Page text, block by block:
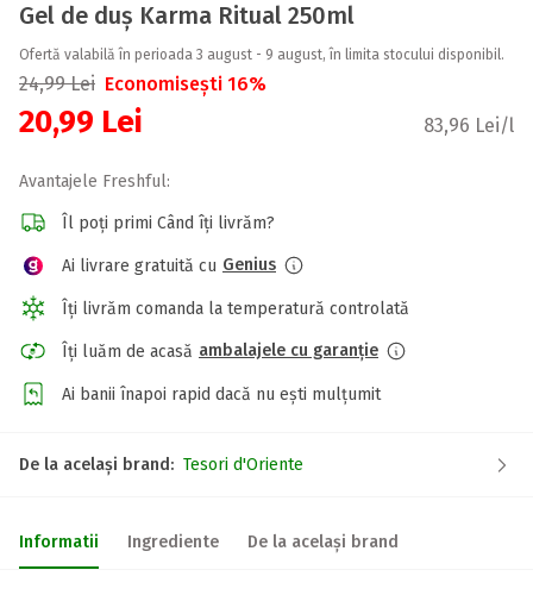
Gel de duș Karma Ritual 250ml
Ofertă valabilă în perioada 3 august - 9 august, în limita stocului disponibil.
24,99Lei Economisești 16%
20,99 Lei 83,96 Lei/l
Avantajele Freshful:
Îl poți primi Când îți livrăm?
Ai livrare gratuită cu Genius
Îți livrăm comanda la temperatură controlată
Îți luăm de acasă ambalajele cu garanție
Ai banii înapoi rapid dacă nu ești mulțumit
De la același brand: Tesori d'Oriente
Informatii Ingrediente De la același brand